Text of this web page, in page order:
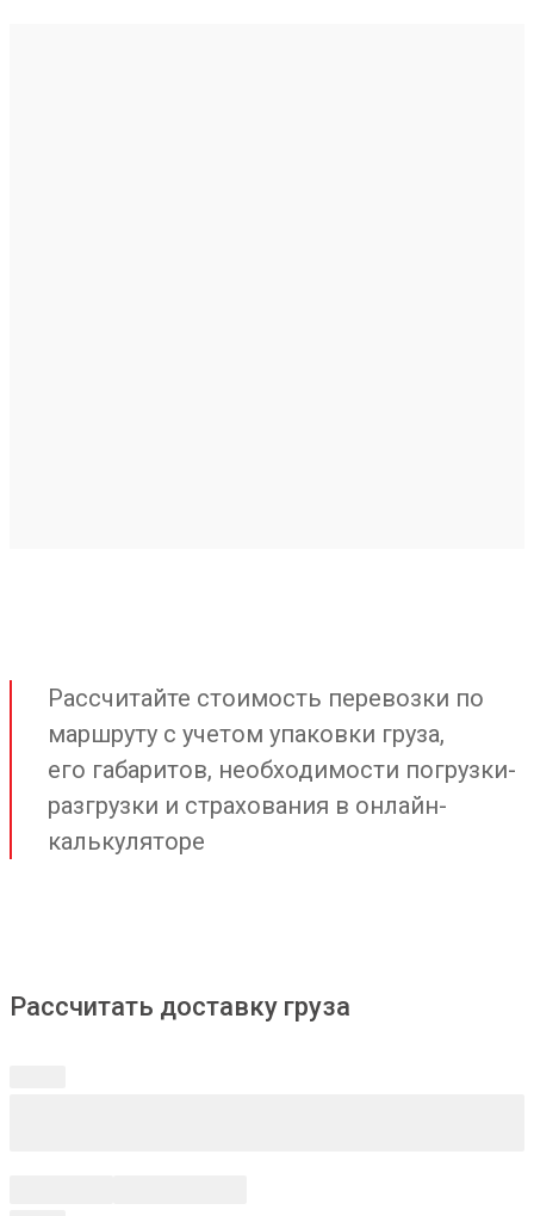
Рассчитайте стоимость перевозки по
маршруту с учетом упаковки груза,
его габаритов, необходимости погрузки-
разгрузки и страхования в онлайн-
калькуляторе
Рассчитать доставку груза